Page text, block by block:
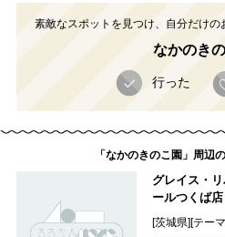
素敵なスポットを見つけ、自分だけの
なかのき
行った
「なかのきのこ園」周辺
グレイス・
ールつくば店
[茨城県][テー